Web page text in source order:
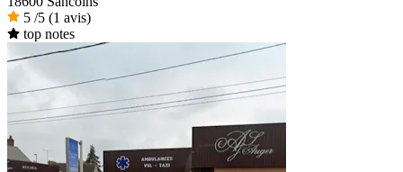
5 /5 (1 avis)
top notes